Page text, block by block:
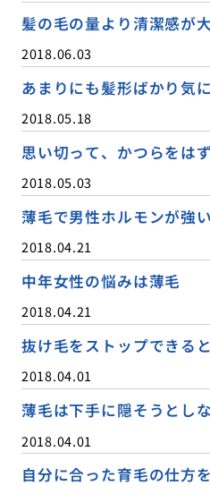
髪の毛の量より清潔感が
2018.06.03
あまりにも髪形ばかり気
2018.05.18
思い切って、かつらをは
2018.05.03
薄毛で男性ホルモンが強
2018.04.21
中年女性の悩みは薄毛
2018.04.21
抜け毛をストップできる
2018.04.01
薄毛は下手に隠そうとし
2018.04.01
自分に合った育毛の仕方